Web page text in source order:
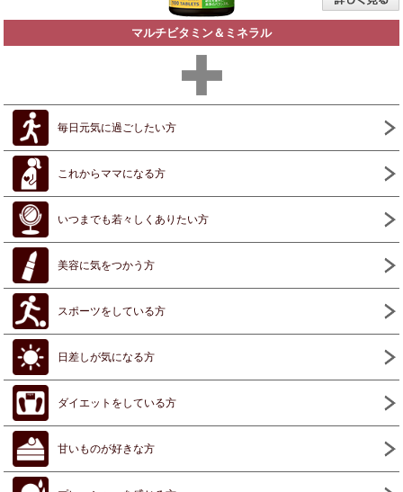
マルチビタミン＆ミネラル
毎日元気に過ごしたい方
これからママになる方
いつまでも若々しくありたい方
美容に気をつかう方
スポーツをしている方
日差しが気になる方
ダイエットをしている方
甘いものが好きな方